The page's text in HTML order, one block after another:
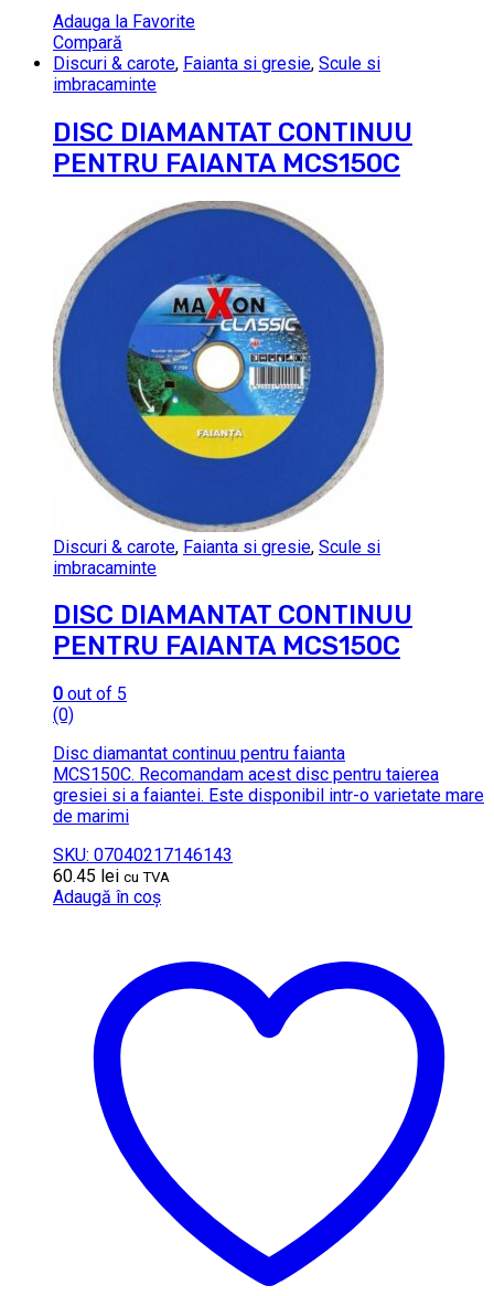
Adauga la Favorite
Compară
Discuri & carote, Faianta si gresie, Scule si
imbracaminte
DISC DIAMANTAT CONTINUU
PENTRU FAIANTA MCS150C
Discuri & carote, Faianta si gresie, Scule si
imbracaminte
DISC DIAMANTAT CONTINUU
PENTRU FAIANTA MCS150C
0 out of 5
(0)
Disc diamantat continuu pentru faianta
MCS150C. Recomandam acest disc pentru taierea
gresiei si a faiantei. Este disponibil intr-o varietate mare
de marimi
SKU: 07040217146143
60.45 lei cu TVA
Adaugă în coș